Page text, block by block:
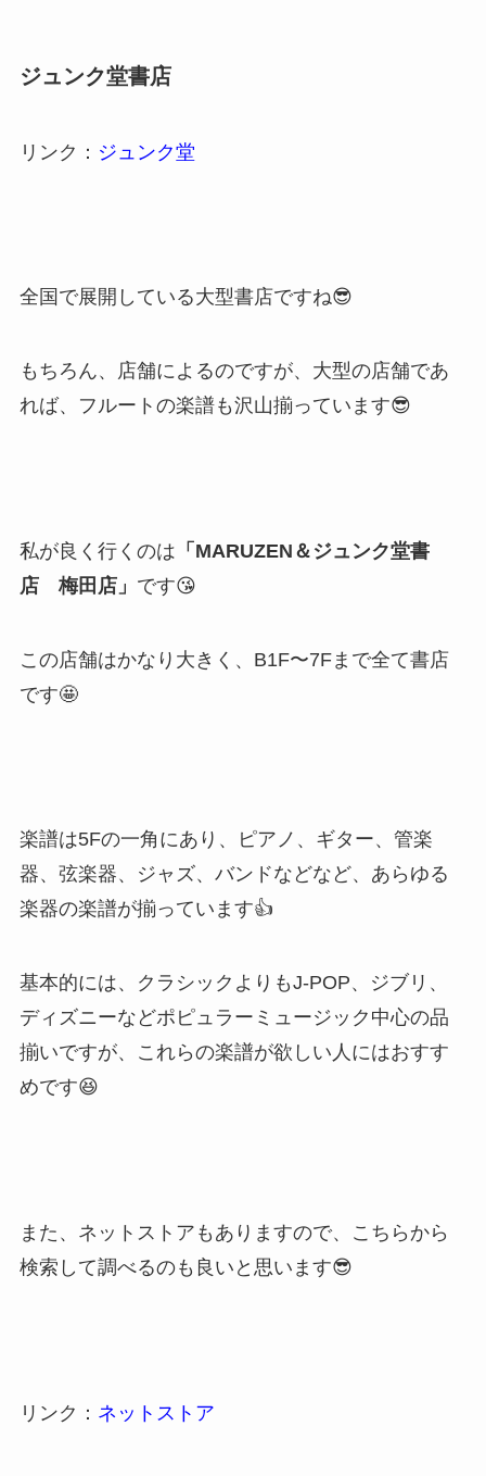
ジュンク堂書店
リンク： ジュンク堂
全国で展開している大型書店ですね😎
もちろん、店舗によるのですが、大型の店舗であ
れば、フルートの楽譜も沢山揃っています😎
私が良く行くのは 「MARUZEN＆ジュンク堂書
店 梅田店」 です😘
この店舗はかなり大きく、B1F〜7Fまで全て書店
です🤩
楽譜は5Fの一角にあり、ピアノ、ギター、管楽
器、弦楽器、ジャズ、バンドなどなど、あらゆる
楽器の楽譜が揃っています👍
基本的には、クラシックよりもJ-POP、ジブリ、
ディズニーなどポピュラーミュージック中心の品
揃いですが、これらの楽譜が欲しい人にはおすす
めです😆
また、ネットストアもありますので、こちらから
検索して調べるのも良いと思います😎
リンク： ネットストア